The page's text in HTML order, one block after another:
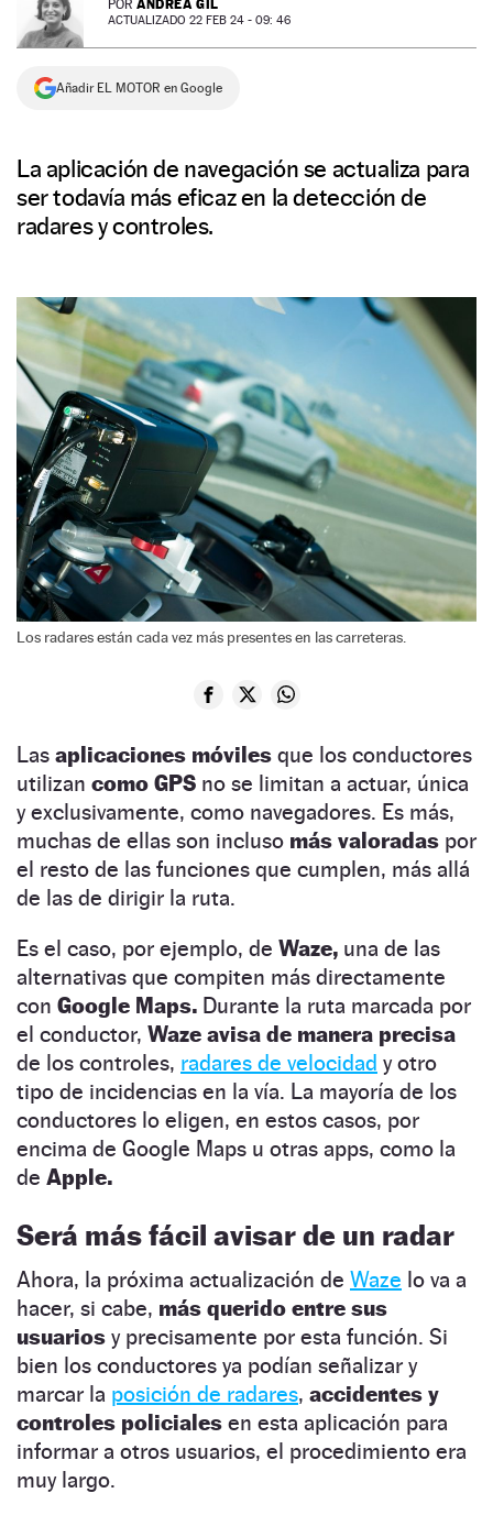
NEWSLETTER
SÍGUENOS
POR ANDREA GIL
ACTUALIZADO 22 FEB 24 - 09: 46
Añadir EL MOTOR en Google
La aplicación de navegación se actualiza para
ser todavía más eficaz en la detección de
radares y controles.
Los radares están cada vez más presentes en las carreteras.
Las aplicaciones móviles que los conductores
utilizan como GPS no se limitan a actuar, única
y exclusivamente, como navegadores. Es más,
muchas de ellas son incluso más valoradas por
el resto de las funciones que cumplen, más allá
de las de dirigir la ruta.
Es el caso, por ejemplo, de Waze, una de las
alternativas que compiten más directamente
con Google Maps. Durante la ruta marcada por
el conductor, Waze avisa de manera precisa
de los controles, radares de velocidad y otro
tipo de incidencias en la vía. La mayoría de los
conductores lo eligen, en estos casos, por
encima de Google Maps u otras apps, como la
de Apple.
Será más fácil avisar de un radar
Ahora, la próxima actualización de Waze lo va a
hacer, si cabe, más querido entre sus
usuarios y precisamente por esta función. Si
bien los conductores ya podían señalizar y
marcar la posición de radares, accidentes y
controles policiales en esta aplicación para
informar a otros usuarios, el procedimiento era
muy largo.